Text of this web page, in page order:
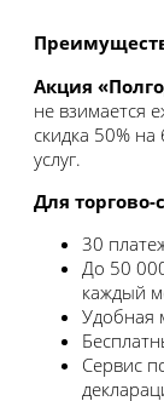
Акция
не взимается
скидка 50%
услуг.
Для
30
До 50
каждый
Удобная
Сервис